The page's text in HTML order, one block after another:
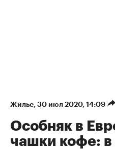
Жилье⁠, 30 июл 2020, 14:09
Особняк в
чашки кофе: в